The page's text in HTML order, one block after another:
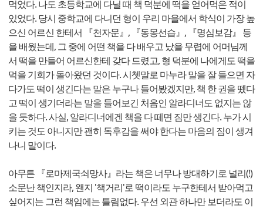
먹었다. 나도 초등학교에 다닐 때 책 덕분에 떡을 얻어먹은 적이
있었다. 당시 중학교에 다니던 형이 우리 마을에서 학식이 가장 높
으신 어르신 한테서 『천자문』, 『동몽선습』, 『명심보감』 등
을 배웠는데, 그 중에 어떤 책을 다 배우고 났을 무렵에 어머님께
서 떡을 만들어 어르신한테 갖다 드렸고, 형 덕분에 나에게도 떡을
먹을 기회가 돌아왔던 것이다. 시쳇말로 마누라 말을 잘 들으면 자
다가도 떡이 생긴다는 말은 누구나 들어봤겠지만, 책 한 권을 뗐다
고 떡이 생기더라는 말을 들어보긴 처음인 알라디너도 없지는 않
을 듯하다. 사실, 알라디너에겐 책을 다 떼면 짐만 생긴다. 누가 시
키는 것도 아니지만 괜히 독후감을 써야 한다는 마음의 짐이 생겨
나니 말이다.
아무튼 『로마제국쇠망사』라는 책은 너무나 방대하기로 널리(!)
소문난 책인지라, 왠지 '책거리'로 떡이라도 누구한테서 받아먹고
싶어지는 그런 책임에는 틀림없다. 우선 외관 하나만 보더라도 이